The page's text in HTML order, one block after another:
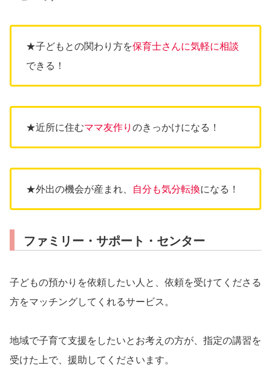
★子どもとの関わり方を保育士さんに気軽に相談
できる！
★近所に住むママ友作りのきっかけになる！
★外出の機会が産まれ、 自分も気分転換になる！
ファミリー・サポート・センター
子どもの預かりを依頼したい人と、依頼を受けてくださる
方をマッチングしてくれるサービス。
地域で子育て支援をしたいとお考えの方が、指定の講習を
受けた上で、援助してくださいます。